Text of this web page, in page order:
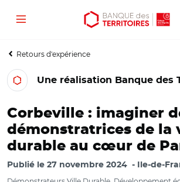
Aller
contenu
Aller
menu
Ouvrir
outils
Menu
Retours d'expérience
Une réalisation Banque des
Corbeville : imaginer
démonstratrices de la
durable au cœur de
Publié le 27 novembre 2024 Ile-de-